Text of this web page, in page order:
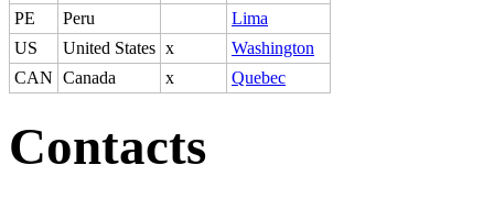
PE
Peru
Lima
US
United States x
Washington
CAN Canada x Quebec
Contacts